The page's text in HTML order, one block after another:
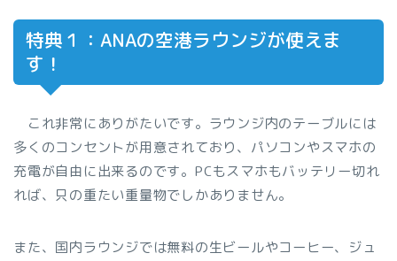
特典１：ANAの空港ラウンジが使えま
す！
これ非常にありがたいです。ラウンジ内のテーブルには
多くのコンセントが用意されており、パソコンやスマホの
充電が自由に出来るのです。PCもスマホもバッテリー切れ
れば、只の重たい重量物でしかありません。
また、国内ラウンジでは無料の生ビールやコーヒー、ジュ